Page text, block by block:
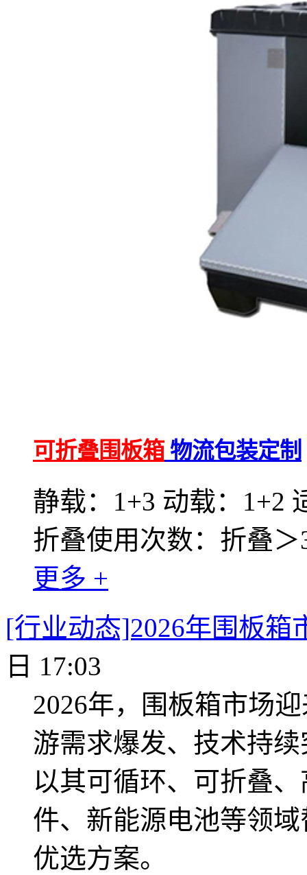
可折叠围板箱 物流包装定制
静载：1+3 动载：
折叠使用次数：折叠＞
更多 +
[行业动态]2026年围板箱
日 17:03
2026年，围板箱市场
游需求爆发、技术持
以其可循环、可折叠
件、新能源电池等领
优选方案。